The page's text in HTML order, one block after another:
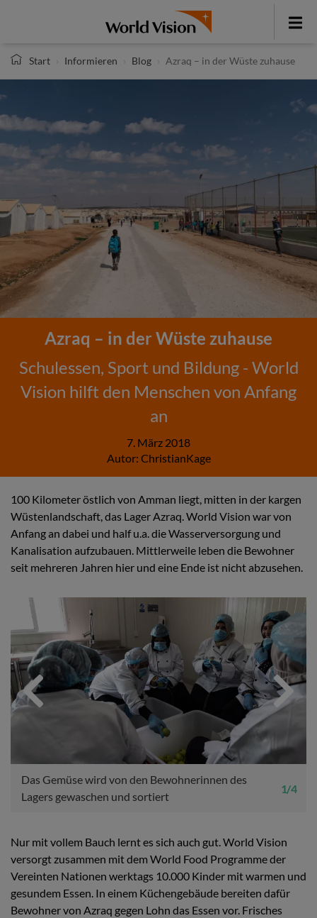
Toggle
Start
Informieren Blog Azraq – in der Wüste zuhause
Azraq – in der Wüste zuhause
Schulessen, Sport und Bildung - World
Vision hilft den Menschen von Anfang
an
7. März 2018
Autor: ChristianKage
100 Kilometer östlich von Amman liegt, mitten in der kargen
Wüstenlandschaft, das Lager Azraq. World Vision war von
Anfang an dabei und half u.a. die Wasserversorgung und
Kanalisation aufzubauen. Mittlerweile leben die Bewohner
seit mehreren Jahren hier und eine Ende ist nicht abzusehen.
Previous
Das Gemüse wird von den Bewohnerinnen des
Lagers gewaschen und sortiert
1 / 4
Next
Nur mit vollem Bauch lernt es sich auch gut. World Vision
versorgt zusammen mit dem World Food Programme der
Vereinten Nationen werktags 10.000 Kinder mit warmen und
gesundem Essen. In einem Küchengebäude bereiten dafür
Bewohner von Azraq gegen Lohn das Essen vor. Frisches